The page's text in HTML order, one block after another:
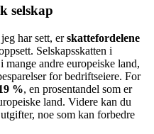
selskap
har sett, erskattefordelene
Selskapsskatten i
mange andre europeiske land,
for bedriftseiere. For
%, en prosentandel som er
land. Videre kan du
noe som kan forbedre